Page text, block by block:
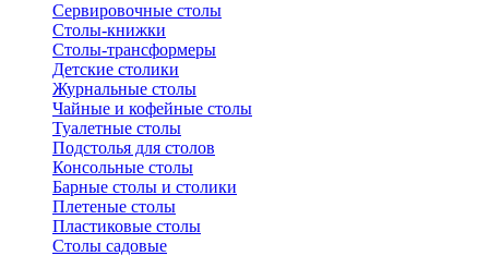
Сервировочные столы
Столы-книжки
Столы-трансформеры
Детские столики
Журнальные столы
Чайные и кофейные столы
Туалетные столы
Подстолья для столов
Консольные столы
Барные столы и столики
Плетеные столы
Пластиковые столы
Столы садовые